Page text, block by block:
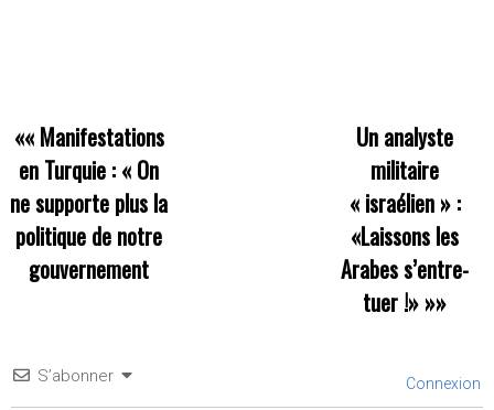
«« Manifestations
en Turquie : « On
ne supporte plus la
politique de notre
gouvernement
Un analyste
militaire
« israélien » :
«Laissons les
Arabes s’entre-
tuer !» »»
S’abonner Connexion